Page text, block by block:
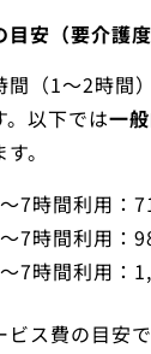
安（要介護度
間（1～2時間
。以下では一
。
7時間利用：
7時間利用：
7時間利用：
ス費の目安